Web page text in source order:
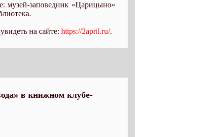
музей-заповедник «Царицыно»
на сайте: https://2april.ru/.
в книжном клубе-